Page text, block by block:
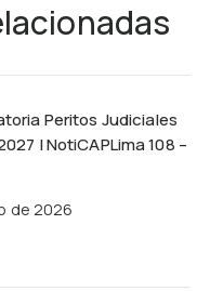
Peritos Judiciales
| NotiCAPLima 108 –
de 2026